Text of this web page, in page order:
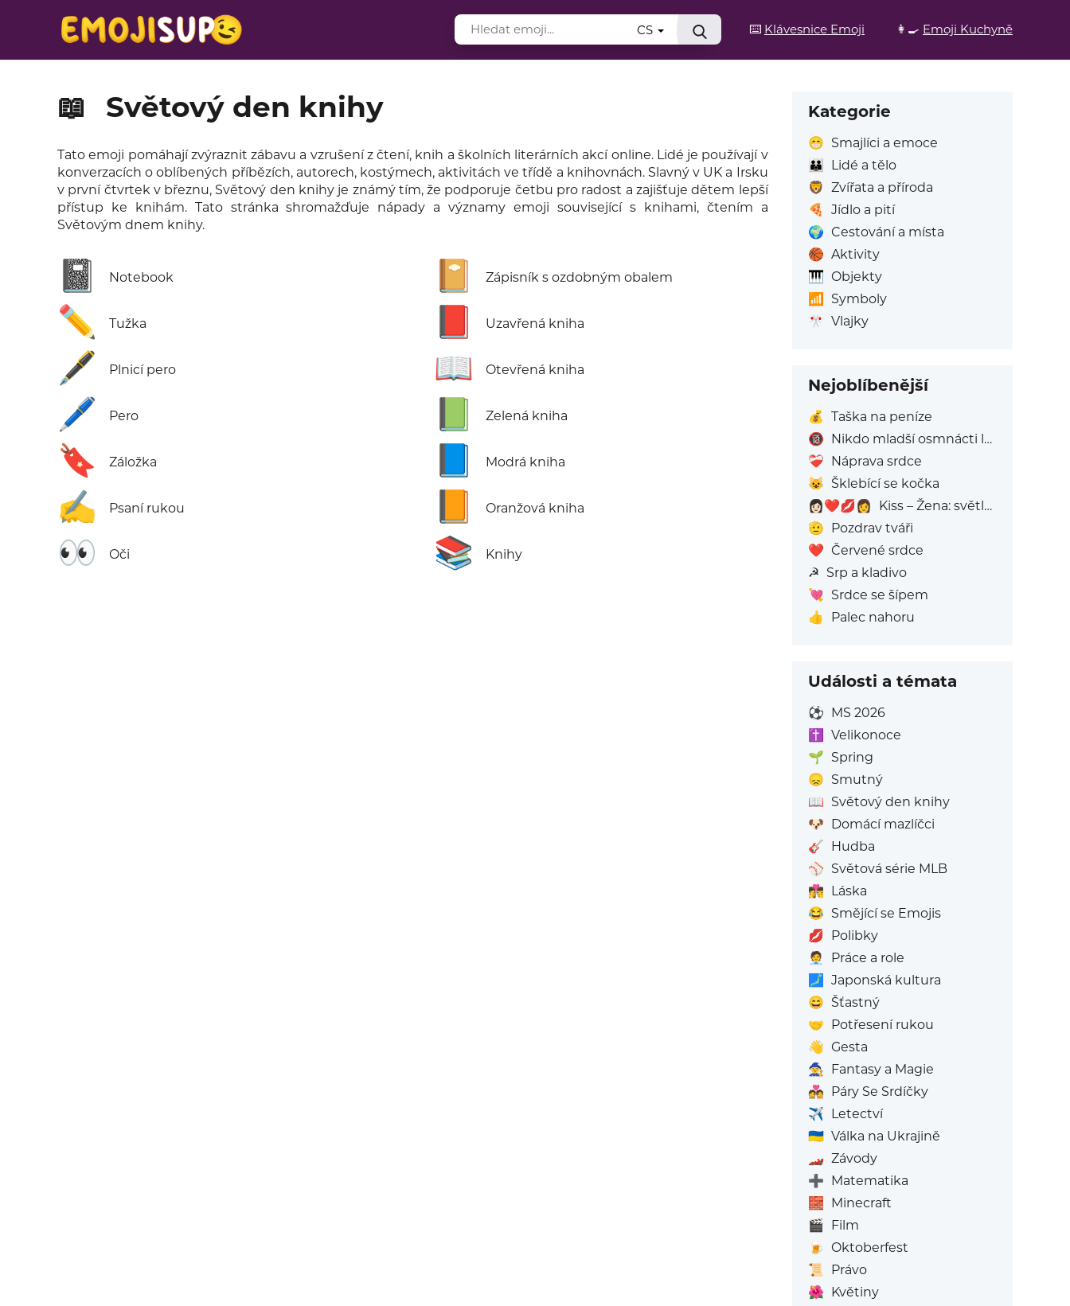
⌨️ Klávesnice Emoji 👩‍🍳 Emoji Kuchyně
CS
📖 Světový den knihy
Tato emoji pomáhají zvýraznit zábavu a vzrušení z čtení, knih a školních literárních akcí online. Lidé je používají v
konverzacích o oblíbených příbězích, autorech, kostýmech, aktivitách ve třídě a knihovnách. Slavný v UK a Irsku
v první čtvrtek v březnu, Světový den knihy je známý tím, že podporuje četbu pro radost a zajišťuje dětem lepší
přístup ke knihám. Tato stránka shromažďuje nápady a významy emoji související s knihami, čtením a
Světovým dnem knihy.
📓 Notebook
✏️ Tužka
🖋️ Plnicí pero
🖊️ Pero
🔖 Záložka
✍️ Psaní rukou
👀 Oči
📔 Zápisník s ozdobným obalem
Uzavřená kniha
📖 Otevřená kniha
Zelená kniha
Modrá kniha
Oranžová kniha
📚 Knihy
Kategorie
😁 Smajlíci a emoce
👪
Lidé a tělo
🦁 Zvířata a příroda
🍕
Jídlo a pití
🌍 Cestování a místa
🏀 Aktivity
🎹 Objekty
📶
Symboly
🎌 Vlajky
Nejoblíbenější
💰 Taška na peníze
🔞 Nikdo mladší osmnácti let
❤️‍🩹 Náprava srdce
😺 Šklebící se kočka
👩🏻‍❤️‍💋‍👩
Kiss – Žena: světlý tón pleti, Žena: Bez Odstínu Pleti
🫡 Pozdrav tváři
❤️ Červené srdce
☭ Srp a kladivo
💘 Srdce se šípem
👍
Palec nahoru
Události a témata
⚽ MS 2026
✝️
Velikonoce
🌱 Spring
😞 Smutný
📖 Světový den knihy
🐶 Domácí mazlíčci
🎸 Hudba
⚾ Světová série MLB
👩‍❤️‍💋‍👨 Láska
😂 Smějící se Emojis
💋 Polibky
🧑‍💼
Práce a role
🗾 Japonská kultura
😄 Šťastný
🤝 Potřesení rukou
👋 Gesta
🧙 Fantasy a Magie
💑 Páry Se Srdíčky
✈️ Letectví
🇺🇦 Válka na Ukrajině
🏎️ Závody
➕ Matematika
🧱 Minecraft
🎬 Film
🍺
Oktoberfest
📜
Právo
🌺 Květiny